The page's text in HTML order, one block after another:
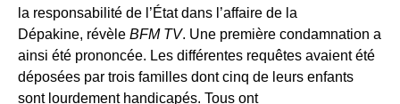
la responsabilité de l’État dans l’affaire de la
Dépakine, révèle BFM TV. Une première condamnation a
ainsi été prononcée. Les différentes requêtes avaient été
déposées par trois familles dont cinq de leurs enfants
sont lourdement handicapés. Tous ont